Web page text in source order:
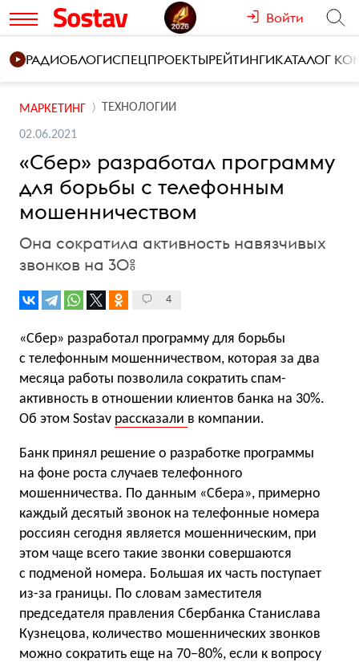
Войти
РАДИОБЛОГИСПЕЦПРОЕКТЫРЕЙТИНГИКАТАЛОГ
МАРКЕТИНГ ТЕХНОЛОГИИ
02.06.2021
«Сбер» разработал программу
для борьбы с телефонным
мошенничеством
Она сократила активность навязчивых
звонков на 30%
4
«Сбер» разработал программу для борьбы
с телефонным мошенничеством, которая за два
месяца работы позволила сократить спам-
активность в отношении клиентов банка на 30%.
Об этом Sostav рассказали в компании.
Банк принял решение о разработке программы
на фоне роста случаев телефонного
мошенничества. По данным «Сбера», примерно
каждый десятый звонок на телефонные номера
россиян сегодня является мошенническим, при
этом чаще всего такие звонки совершаются
с подменой номера. Большая их часть поступает
из-за границы. По словам заместителя
председателя правления Сбербанка Станислава
Кузнецова, количество мошеннических звонков
можно сократить еще на 70−80%, если к вопросу